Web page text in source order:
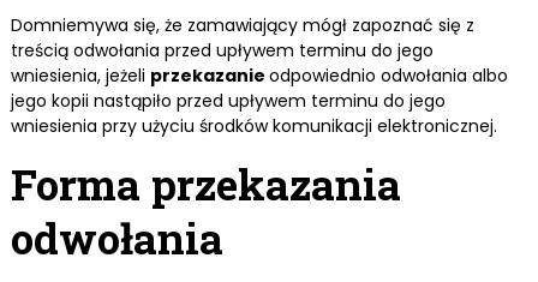
Domniemywa się, że zamawiający mógł zapoznać się z
treścią odwołania przed upływem terminu do jego
wniesienia, jeżeli przekazanie odpowiednio odwołania albo
jego kopii nastąpiło przed upływem terminu do jego
wniesienia przy użyciu środków komunikacji elektronicznej.
Forma przekazania
odwołania